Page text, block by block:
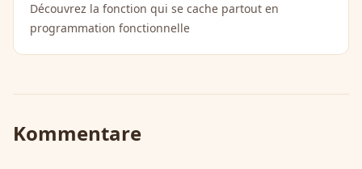
Découvrez la fonction qui se cache partout en
programmation fonctionnelle
Kommentare